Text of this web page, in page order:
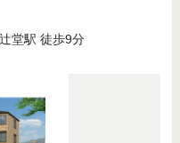
堂駅 徒歩9分